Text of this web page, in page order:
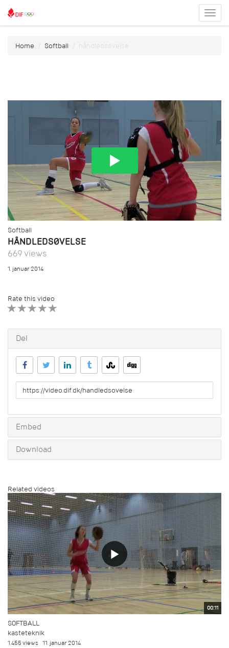
menu
Home Softball håndledsøvelse
Softball
HÅNDLEDSØVELSE
669 views
1. januar 2014
Rate this video
Del
URL
to
Embed
Download
Related videos
00:11
SOFTBALL
kasteteknik
1.455 views 11. januar 2014